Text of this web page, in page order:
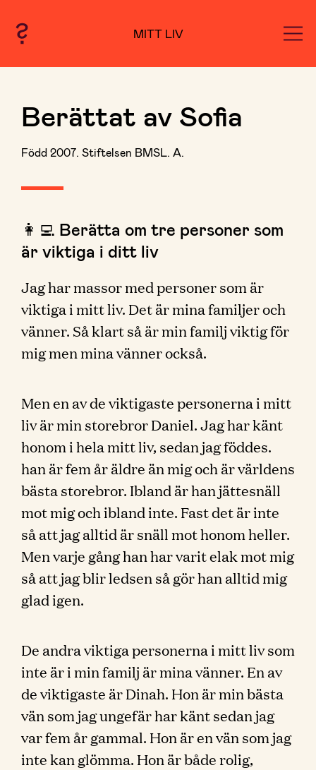
MITT LIV
Berättat av Sofia
Född 2007. Stiftelsen BMSL. A.
👩‍💻 Berätta om tre personer som
är viktiga i ditt liv
Jag har massor med personer som är
viktiga i mitt liv. Det är mina familjer och
vänner. Så klart så är min familj viktig för
mig men mina vänner också.
Men en av de viktigaste personerna i mitt
liv är min storebror Daniel. Jag har känt
honom i hela mitt liv, sedan jag föddes.
han är fem år äldre än mig och är världens
bästa storebror. Ibland är han jättesnäll
mot mig och ibland inte. Fast det är inte
så att jag alltid är snäll mot honom heller.
Men varje gång han har varit elak mot mig
så att jag blir ledsen så gör han alltid mig
glad igen.
De andra viktiga personerna i mitt liv som
inte är i min familj är mina vänner. En av
de viktigaste är Dinah. Hon är min bästa
vän som jag ungefär har känt sedan jag
var fem år gammal. Hon är en vän som jag
inte kan glömma. Hon är både rolig,